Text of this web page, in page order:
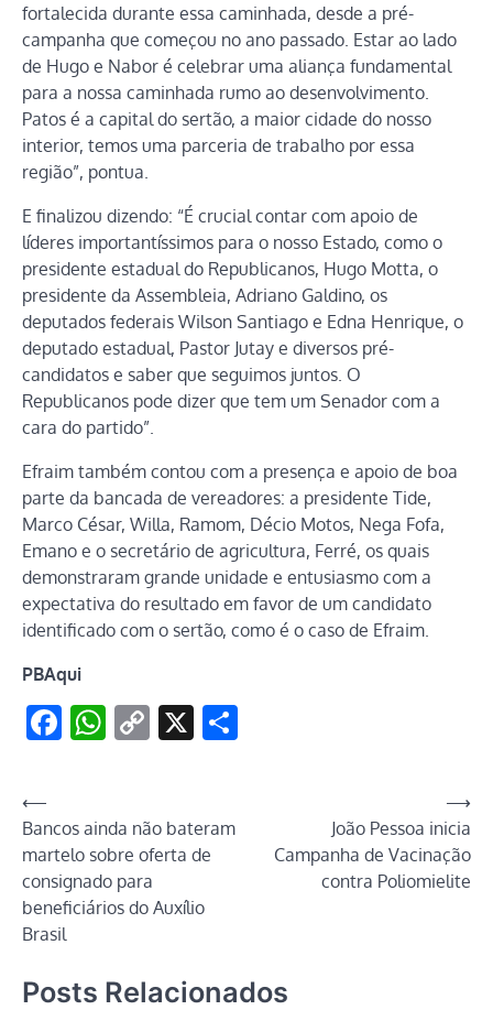
fortalecida durante essa caminhada, desde a pré-
campanha que começou no ano passado. Estar ao lado
de Hugo e Nabor é celebrar uma aliança fundamental
para a nossa caminhada rumo ao desenvolvimento.
Patos é a capital do sertão, a maior cidade do nosso
interior, temos uma parceria de trabalho por essa
região”, pontua.
E finalizou dizendo: “É crucial contar com apoio de
líderes importantíssimos para o nosso Estado, como o
presidente estadual do Republicanos, Hugo Motta, o
presidente da Assembleia, Adriano Galdino, os
deputados federais Wilson Santiago e Edna Henrique, o
deputado estadual, Pastor Jutay e diversos pré-
candidatos e saber que seguimos juntos. O
Republicanos pode dizer que tem um Senador com a
cara do partido”.
Efraim também contou com a presença e apoio de boa
parte da bancada de vereadores: a presidente Tide,
Marco César, Willa, Ramom, Décio Motos, Nega Fofa,
Emano e o secretário de agricultura, Ferré, os quais
demonstraram grande unidade e entusiasmo com a
expectativa do resultado em favor de um candidato
identificado com o sertão, como é o caso de Efraim.
PBAqui
Facebook
WhatsApp
Copy
X
Navegação
de
Post
⟵
Bancos ainda não bateram
martelo sobre oferta de
consignado para
beneficiários do Auxílio
Brasil
João Pessoa inicia
Campanha de Vacinação
contra Poliomielite
⟶
Posts Relacionados